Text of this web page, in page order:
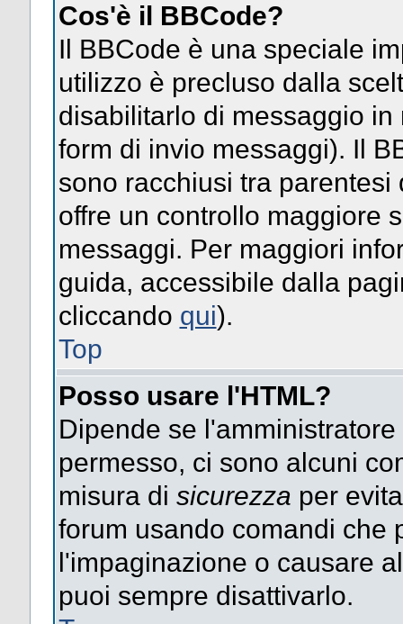
Cos'è il BBCode?
Il BBCode è una speciale
utilizzo è precluso dalla
disabilitarlo di messaggio
form di invio messaggi). Il
sono racchiusi tra
offre un controllo maggiore
messaggi. Per maggiori
guida, accessibile dalla
cliccando qui).
Top
Posso usare l'HTML?
Dipende se
permesso, ci sono alcuni
misura di sicurezza per
forum usando comandi che
l'impaginazione o causare
puoi sempre disattivarlo.